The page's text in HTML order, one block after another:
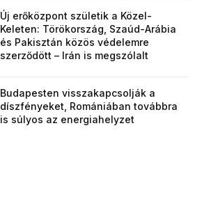
Új erőközpont születik a Közel-
Keleten: Törökország, Szaúd-Arábia
és Pakisztán közös védelemre
szerződött – Irán is megszólalt
Budapesten visszakapcsolják a
díszfényeket, Romániában továbbra
is súlyos az energiahelyzet